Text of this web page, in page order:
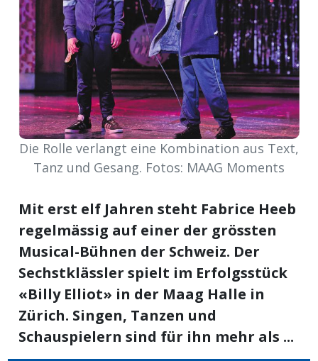
Auw
Auw:
offizielle
Mitteilungen
Die Rolle verlangt eine Kombination aus Text,
Tanz und Gesang. Fotos: MAAG Moments
Mit erst elf Jahren steht Fabrice Heeb
regelmässig auf einer der grössten
Musical-Bühnen der Schweiz. Der
Sechstklässler spielt im Erfolgsstück
«Billy Elliot» in der Maag Halle in
Zürich. Singen, Tanzen und
Schauspielern sind für ihn mehr als ...